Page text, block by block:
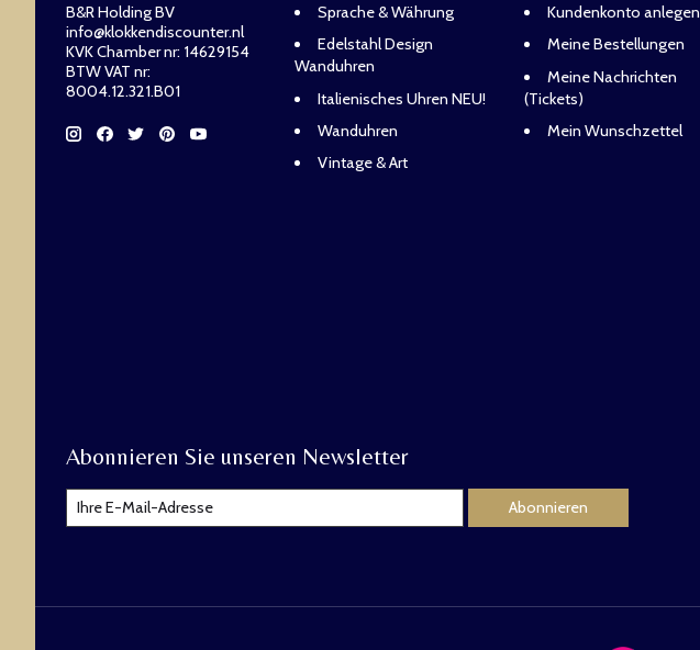
B&R Holding BV
info@klokkendiscounter.nl
KVK Chamber nr: 14629154
BTW VAT nr:
8004.12.321.B01
Sprache & Währung
Edelstahl Design
Wanduhren
Italienisches Uhren NEU!
Wanduhren
Vintage & Art
Kundenkonto anlegen
Meine Bestellungen
Meine Nachrichten
(Tickets)
Mein Wunschzettel
Abonnieren Sie unseren Newsletter
Abonnieren